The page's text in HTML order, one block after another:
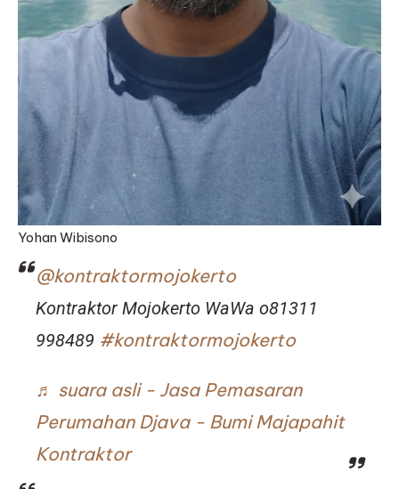
Yohan Wibisono
@kontraktormojokerto
Kontraktor Mojokerto WaWa o81311
998489 #kontraktormojokerto
♬ suara asli - Jasa Pemasaran
Perumahan Djava - Bumi Majapahit
Kontraktor